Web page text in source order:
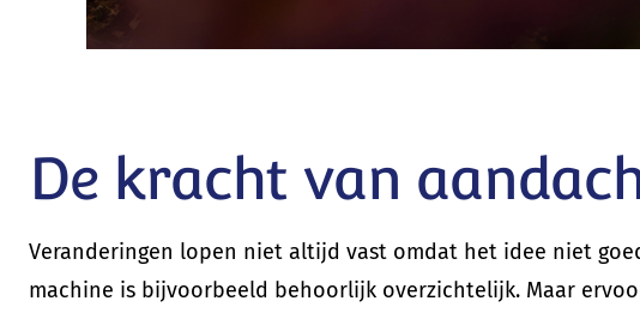
De kracht van
Veranderingen lopen niet altijd vast omdat het idee niet
machine is bijvoorbeeld behoorlijk overzichtelijk. Maar